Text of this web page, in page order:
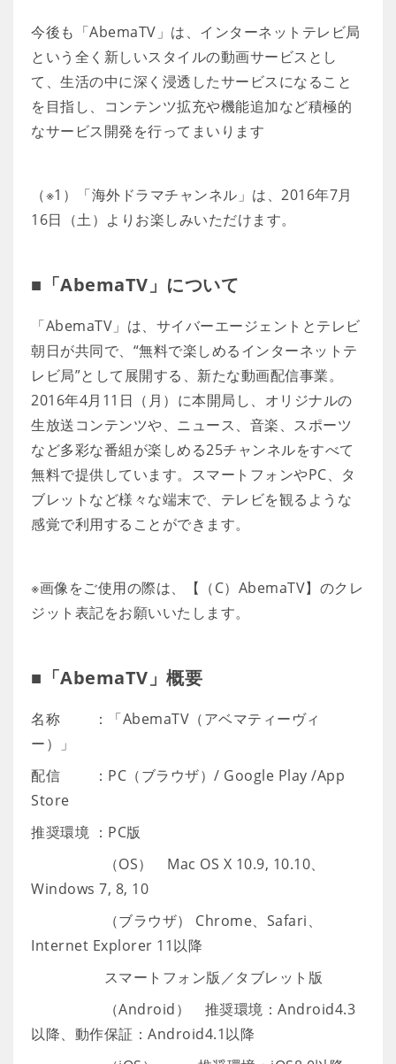
今後も「AbemaTV」は、インターネットテレビ局
という全く新しいスタイルの動画サービスとし
て、生活の中に深く浸透したサービスになること
を目指し、コンテンツ拡充や機能追加など積極的
なサービス開発を行ってまいります
（※1）「海外ドラマチャンネル」は、2016年7月
16日（土）よりお楽しみいただけます。
■「AbemaTV」について
「AbemaTV」は、サイバーエージェントとテレビ
朝日が共同で、“無料で楽しめるインターネットテ
レビ局”として展開する、新たな動画配信事業。
2016年4月11日（月）に本開局し、オリジナルの
生放送コンテンツや、ニュース、音楽、スポーツ
など多彩な番組が楽しめる25チャンネルをすべて
無料で提供しています。スマートフォンやPC、タ
ブレットなど様々な端末で、テレビを観るような
感覚で利用することができます。
※画像をご使用の際は、【（C）AbemaTV】のクレ
ジット表記をお願いいたします。
■「AbemaTV」概要
​名称 ：「AbemaTV（アベマティーヴィ
ー）」
​配信 ：PC（ブラウザ）/ Google Play /App
Store
​推奨環境 ：PC版
（OS） Mac OS X 10.9, 10.10、
Windows 7, 8, 10
（ブラウザ） Chrome、Safari、
Internet Explorer 11以降
スマートフォン版／タブレット版
（Android） 推奨環境：Android4.3
以降、動作保証：Android4.1以降